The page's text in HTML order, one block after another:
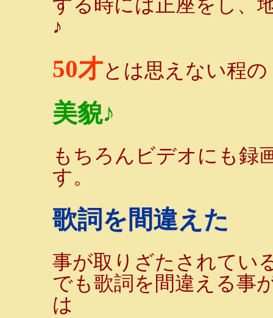
する時には正座をし、
♪
50才とは思えない程の
美貌♪
もちろんビデオにも録
す。
歌詞を間違えた
事が取りざたされてい
でも歌詞を間違える事
は